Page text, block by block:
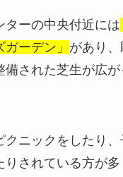
ターの中央付近には
ーデン」 があり
された芝生が広が
クニックをしたり
りされている方が多